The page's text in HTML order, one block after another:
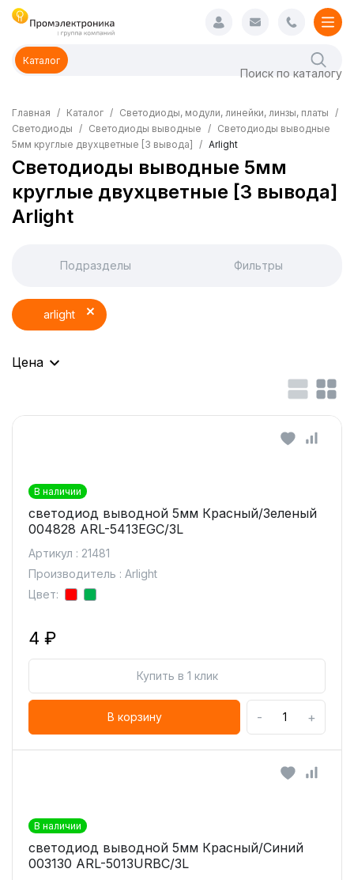
Каталог
Главная Каталог
Светодиоды, модули, линейки, линзы, платы
Светодиоды
Светодиоды выводные
Светодиоды выводные
5мм круглые двухцветные [3 вывода]
Arlight
Светодиоды выводные 5мм
круглые двухцветные [3 вывода]
Arlight
Подразделы Фильтры
arlight
Цена
В наличии
светодиод выводной 5мм Красный/Зеленый
004828 ARL-5413EGC/3L
Артикул : 21481
Производитель : Arlight
Цвет:
4 ₽
Купить в 1 клик
В корзину - +
В наличии
светодиод выводной 5мм Красный/Синий
003130 ARL-5013URBC/3L